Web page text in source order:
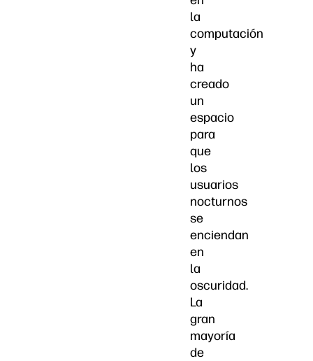
la
computación
y
ha
creado
un
espacio
para
que
los
usuarios
nocturnos
se
enciendan
en
la
oscuridad.
La
gran
mayoría
de